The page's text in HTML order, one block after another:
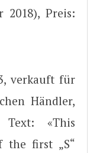
2018), Preis:
verkauft für
Händler,
Text: «This
the first „S“